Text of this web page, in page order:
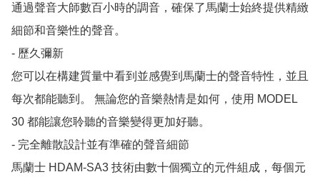
通過聲音大師數百小時的調音，確保了馬蘭士始終提供精緻
細節和音樂性的聲音。
- 歷久彌新
您可以在構建質量中看到並感覺到馬蘭士的聲音特性，並且
每次都能聽到。 無論您的音樂熱情是如何，使用 MODEL
30 都能讓您聆聽的音樂變得更加好聽。
- 完全離散設計並有準確的聲音細節
馬蘭士 HDAM-SA3 技術由數十個獨立的元件組成，每個元